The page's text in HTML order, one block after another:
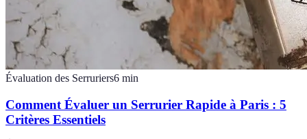
Évaluation des Serruriers6 min
Comment Évaluer un Serrurier Rapide à Paris : 5
Critères Essentiels